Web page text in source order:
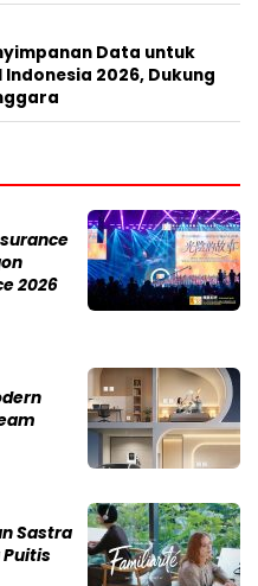
Data untuk
2026, Dukung
2026
Sastra